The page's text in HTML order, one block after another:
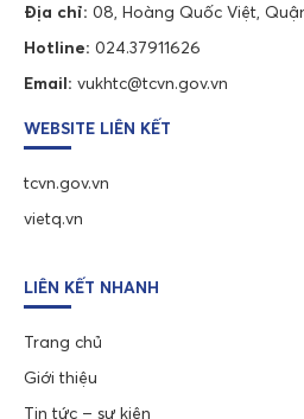
Địa chỉ: 08, Hoàng Quốc Việt,
Hotline: 024.37911626
Email: vukhtc@tcvn.gov.vn
WEBSITE LIÊN KẾT
tcvn.gov.vn
vietq.vn
LIÊN KẾT NHANH
Trang chủ
Giới thiệu
Tin tức – sự kiện